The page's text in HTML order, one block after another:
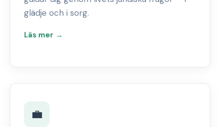
glädje och i sorg.
Läs mer →
💼